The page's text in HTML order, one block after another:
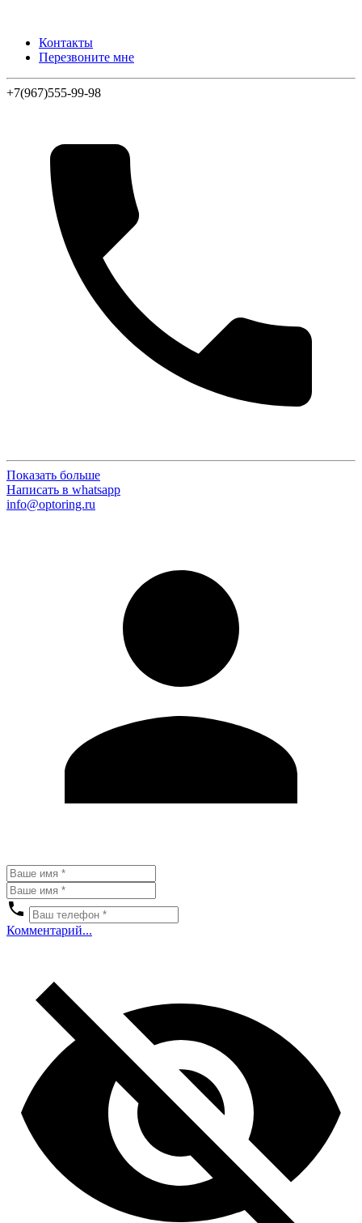
Контакты
Перезвоните мне
+7(967)555-99-98
Показать больше
Написать в whatsapp
info@optoring.ru
Комментарий...